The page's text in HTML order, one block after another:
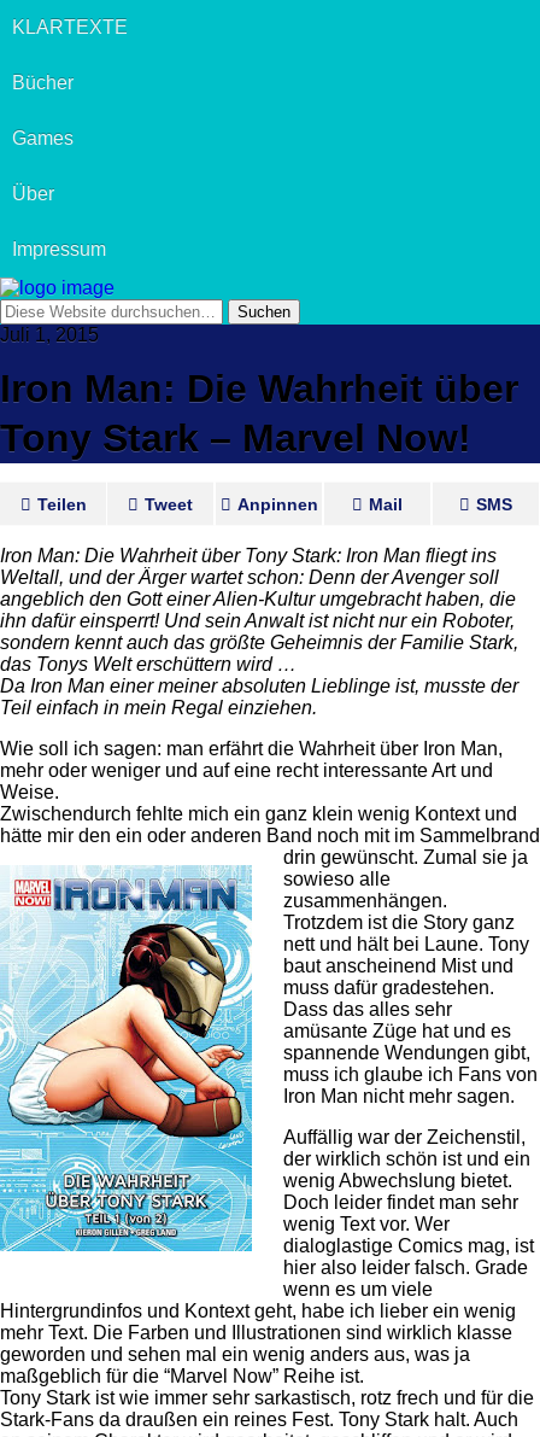
KLARTEXTE
Bücher
Games
Über
Impressum
Juli 1, 2015
Iron Man: Die Wahrheit über
Tony Stark – Marvel Now!
Teilen Tweet Anpinnen Mail SMS
Iron Man: Die Wahrheit über Tony Stark: Iron Man fliegt ins
Weltall, und der Ärger wartet schon: Denn der Avenger soll
angeblich den Gott einer Alien-Kultur umgebracht haben, die
ihn dafür einsperrt! Und sein Anwalt ist nicht nur ein Roboter,
sondern kennt auch das größte Geheimnis der Familie Stark,
das Tonys Welt erschüttern wird …
Da Iron Man einer meiner absoluten Lieblinge ist, musste der
Teil einfach in mein Regal einziehen.
Wie soll ich sagen: man erfährt die Wahrheit über Iron Man,
mehr oder weniger und auf eine recht interessante Art und
Weise.
Zwischendurch fehlte mich ein ganz klein wenig Kontext und
hätte mir den ein oder anderen Band noch mit im Sammelbrand
drin gewünscht. Zumal sie ja
sowieso alle
zusammenhängen.
Trotzdem ist die Story ganz
nett und hält bei Laune. Tony
baut anscheinend Mist und
muss dafür gradestehen.
Dass das alles sehr
amüsante Züge hat und es
spannende Wendungen gibt,
muss ich glaube ich Fans von
Iron Man nicht mehr sagen.
Auffällig war der Zeichenstil,
der wirklich schön ist und ein
wenig Abwechslung bietet.
Doch leider findet man sehr
wenig Text vor. Wer
dialoglastige Comics mag, ist
hier also leider falsch. Grade
wenn es um viele
Hintergrundinfos und Kontext geht, habe ich lieber ein wenig
mehr Text. Die Farben und Illustrationen sind wirklich klasse
geworden und sehen mal ein wenig anders aus, was ja
maßgeblich für die “Marvel Now” Reihe ist.
Tony Stark ist wie immer sehr sarkastisch, rotz frech und für die
Stark-Fans da draußen ein reines Fest. Tony Stark halt. Auch